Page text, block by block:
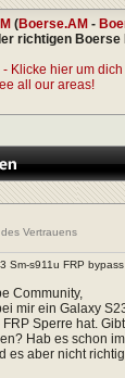
(Boerse.AM -
richtigen Boerse
Klicke hier um
all our areas!
Vertrauens
Sm-s911u FRP bypass
Community,
mir ein Galaxy
Sperre hat.
Hab es schon
es aber nicht